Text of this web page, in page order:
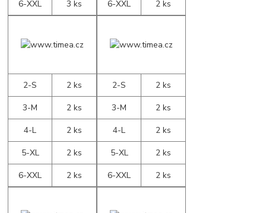
6-XXL 3 ks 6-XXL 2 ks
2-S
2 ks
3-M
2 ks
4-L
2 ks
5-XL
2 ks
6-XXL
2 ks
2-S
2 ks
3-M
2 ks
4-L
2 ks
5-XL
2 ks
6-XXL
2 ks